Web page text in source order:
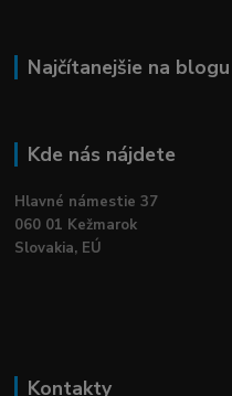
Najčítanejšie na blogu
Kde nás nájdete
Hlavné námestie 37
060 01 Kežmarok
Slovakia, EÚ
Kontakty